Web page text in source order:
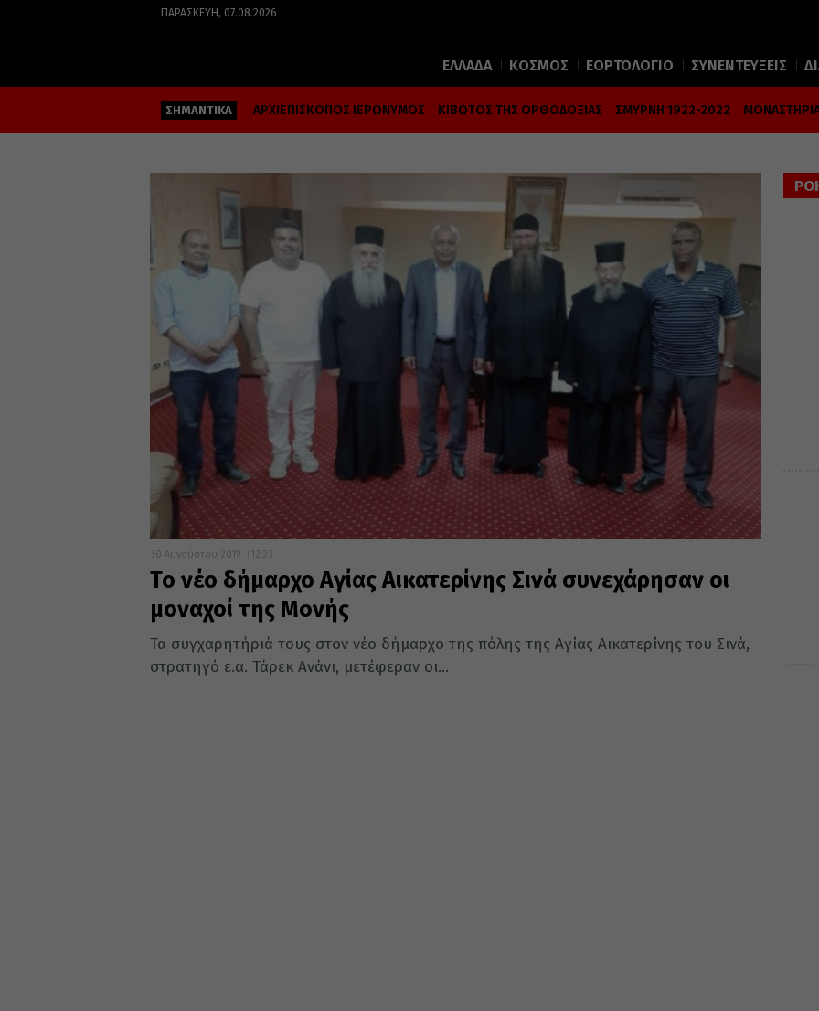
ΠΑΡΑΣΚΕΥΉ, 07.08.2026
ΕΛΛΑΔΑ ΚΟΣΜΟΣ ΕΟΡΤΟΛΟΓΙΟ ΣΥΝΕΝΤΕΥΞΕΙΣ
ΣΗΜΑΝΤΙΚΑ ΑΡΧΙΕΠΙΣΚΟΠΟΣ ΙΕΡΩΝΥΜΟΣ ΚΙΒΩΤΟΣ ΤΗΣ ΟΡΘΟΔΟΞΙΑΣ ΣΜΥΡΝΗ 1922-2022
30 Αυγούστου 2019 12:23
Το νέο δήμαρχο Αγίας Αικατερίνης Σινά συνεχάρησαν οι
μοναχοί της Μονής
Τα συγχαρητήριά τους στον νέο δήμαρχο της πόλης της Αγίας Αικατερίνης του Σινά,
στρατηγό ε.α. Τάρεκ Ανάνι, μετέφεραν οι...